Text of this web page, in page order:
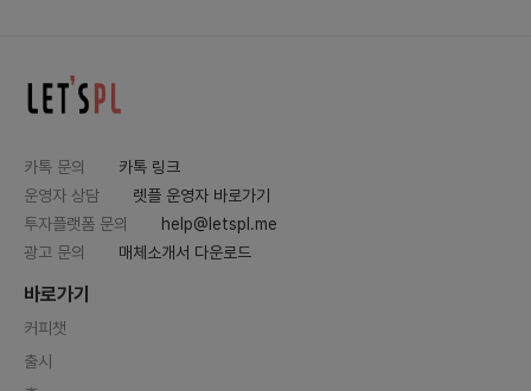
카톡 문의
카톡 링크
운영자 상담
렛플 운영자 바로가기
투자플랫폼 문의
help@letspl.me
광고 문의
매체소개서 다운로드
바로가기
커피챗
출시